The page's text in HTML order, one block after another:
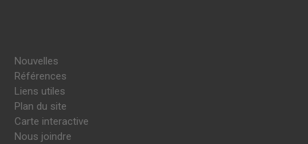
Nouvelles
Références
Liens utiles
Plan du site
Carte interactive
Nous joindre